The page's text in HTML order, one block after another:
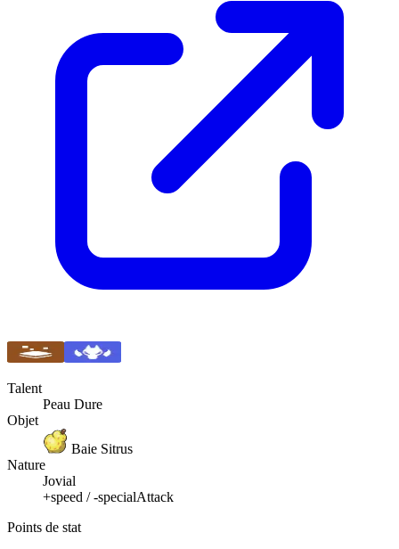
Talent
Peau Dure
Objet
Baie Sitrus
Nature
Jovial
+speed / -specialAttack
Points de stat